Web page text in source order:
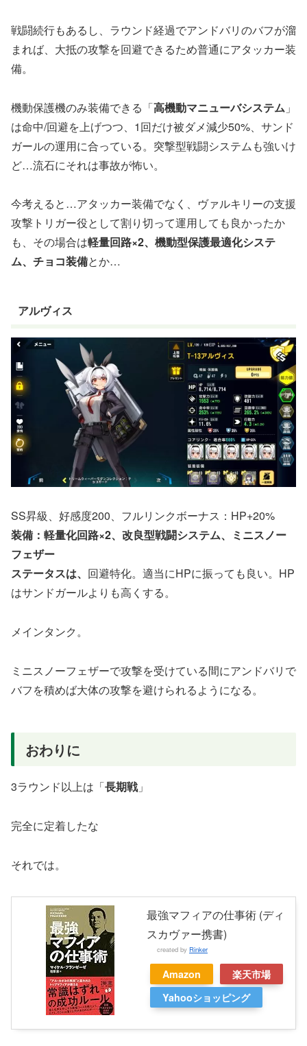
戦闘続行もあるし、ラウンド経過でアンドバリのバフが溜
まれば、大抵の攻撃を回避できるため普通にアタッカー装
備。
機動保護機のみ装備できる「高機動マニューバシステム 」
は命中/回避を上げつつ、1回だけ被ダメ減少50%、サンド
ガールの運用に合っている。突撃型戦闘システムも強いけ
ど…流石にそれは事故が怖い。
今考えると…アタッカー装備でなく、ヴァルキリーの支援
攻撃トリガー役として割り切って運用しても良かったか
も、その場合は軽量回路×2、機動型保護最適化システ
ム、チョコ装備とか…
アルヴィス
SS昇級、好感度200、フルリンクボーナス：HP+20%
装備：軽量化回路×2、改良型戦闘システム、ミニスノー
フェザー
ステータスは、 回避特化。適当にHPに振っても良い。HP
はサンドガールよりも高くする。
メインタンク。
ミニスノーフェザーで攻撃を受けている間にアンドバリで
バフを積めば大体の攻撃を避けられるようになる。
おわりに
3ラウンド以上は「長期戦」
完全に定着したな
それでは。
最強マフィアの仕事術 (ディ
スカヴァー携書)
created by Rinker
Amazon
楽天市場
Yahooショッピング